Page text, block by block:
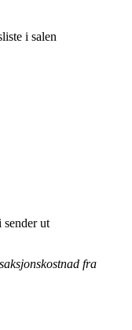
i salen
ut
fra